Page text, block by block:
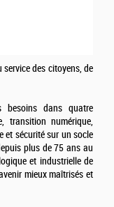
service des citoyens, de
besoins dans quatre
transition numérique,
et sécurité sur un socle
plus de 75 ans au
et industrielle de
mieux maîtrisés et